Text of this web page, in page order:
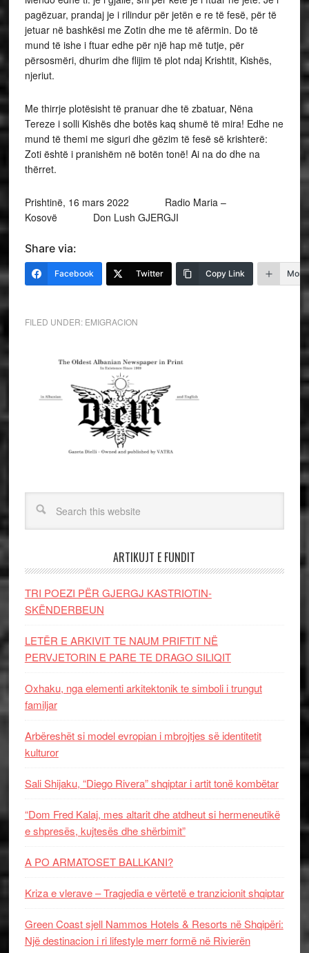
pagëzuar, prandaj je i rilindur për jetën e re të fesë, për të
jetuar në bashkësi me Zotin dhe me të afërmin. Do të
mund të ishe i ftuar edhe për një hap më tutje, për
përsosmëri, dhurim dhe flijim të plot ndaj Krishtit, Kishës,
njeriut.
Me thirrje plotësisht të pranuar dhe të zbatuar, Nëna
Tereze i solli Kishës dhe botës kaq shumë të mira! Edhe ne
mund të themi me siguri dhe gëzim të fesë së krishterë:
Zoti është i pranishëm në botën tonë! Ai na do dhe na
thërret.
Prishtinë, 16 mars 2022 Radio Maria –
Kosovë Don Lush GJERGJI
Share via:
Facebook Twitter Copy Link More
FILED UNDER: EMIGRACION
ARTIKUJT E FUNDIT
TRI POEZI PËR GJERGJ KASTRIOTIN-
SKËNDERBEUN
LETËR E ARKIVIT TE NAUM PRIFTIT NË
PERVJETORIN E PARE TE DRAGO SILIQIT
Oxhaku, nga elementi arkitektonik te simboli i trungut
familjar
Arbëreshët si model evropian i mbrojtjes së identitetit
kulturor
Sali Shijaku, “Diego Rivera” shqiptar i artit tonë kombëtar
“Dom Fred Kalaj, mes altarit dhe atdheut si hermeneutikë
e shpresës, kujtesës dhe shërbimit”
A PO ARMATOSET BALLKANI?
Kriza e vlerave – Tragjedia e vërtetë e tranzicionit shqiptar
Green Coast sjell Nammos Hotels & Resorts në Shqipëri:
Një destinacion i ri lifestyle merr formë në Rivierën